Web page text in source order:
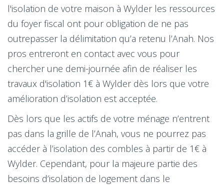
l'isolation de votre maison à Wylder les ressources
du foyer fiscal ont pour obligation de ne pas
outrepasser la délimitation qu’a retenu l’Anah. Nos
pros entreront en contact avec vous pour
chercher une demi-journée afin de réaliser les
travaux d'isolation 1€ à Wylder dès lors que votre
amélioration d’isolation est acceptée.
Dès lors que les actifs de votre ménage n’entrent
pas dans la grille de l’Anah, vous ne pourrez pas
accéder à l’isolation des combles à partir de 1€ à
Wylder. Cependant, pour la majeure partie des
besoins d’isolation de logement dans le